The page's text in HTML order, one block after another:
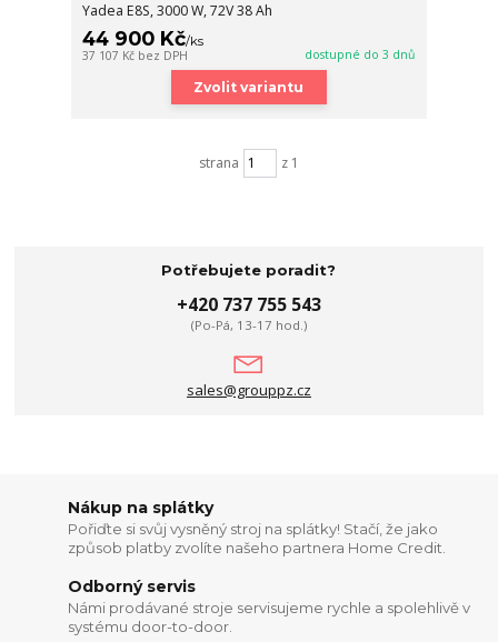
Yadea E8S, 3000 W, 72V 38 Ah
44 900 Kč/ks
37 107 Kč bez DPH dostupné do 3 dnů
Zvolit variantu
strana z 1
Potřebujete poradit?
+420 737 755 543
(Po-Pá, 13-17 hod.)
sales@grouppz.cz
Nákup na splátky
Pořiďte si svůj vysněný stroj na splátky! Stačí, že jako
způsob platby zvolíte našeho partnera Home Credit.
Odborný servis
Námi prodávané stroje servisujeme rychle a spolehlivě v
systému door-to-door.